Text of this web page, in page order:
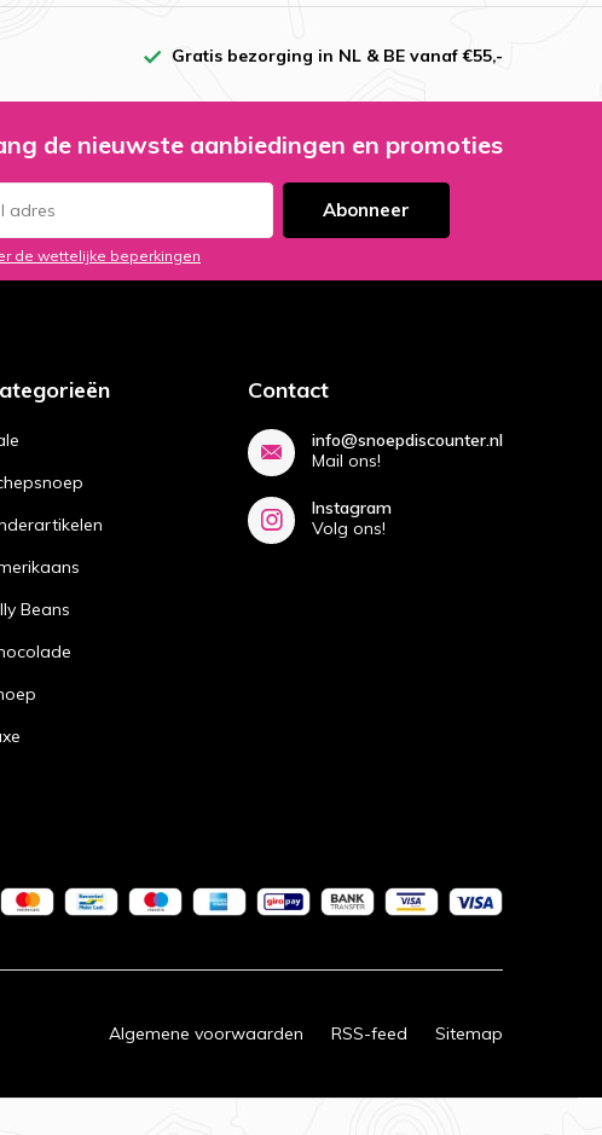
Gratis bezorging in NL & BE vanaf €55,-
de nieuwste aanbiedingen en promoties
Abonneer
de wettelijke beperkingen
Beans
Contact
info@snoepdiscounter.nl
Mail ons!
Instagram
Volg ons!
Algemene voorwaarden RSS-feed Sitemap